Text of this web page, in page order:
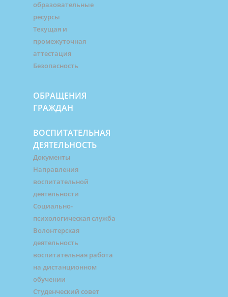
образовательные
ресурсы
Текущая и
промежуточная
аттестация
Безопасность
ОБРАЩЕНИЯ
ГРАЖДАН
ВОСПИТАТЕЛЬНАЯ
ДЕЯТЕЛЬНОСТЬ
Документы
Направления
воспитательной
деятельности
Социально-
психологическая служба
Волонтерская
деятельность
воспитательная работа
на дистанционном
обучении
Студенческий совет